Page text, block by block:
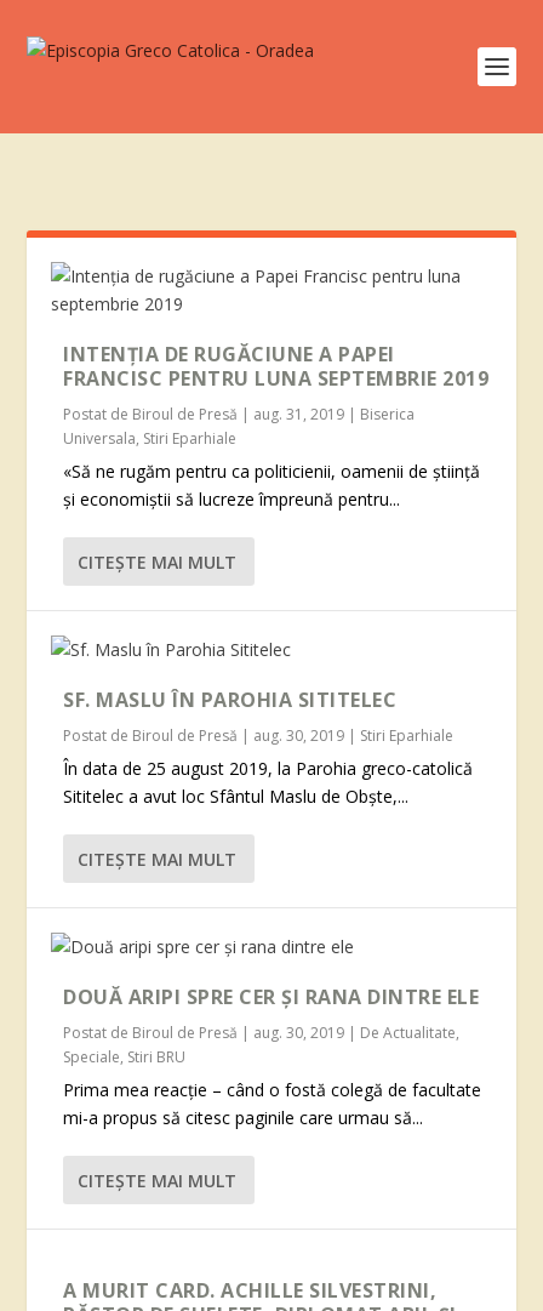
INTENȚIA DE RUGĂCIUNE A PAPEI
FRANCISC PENTRU LUNA SEPTEMBRIE 2019
Postat de Biroul de Presă | aug. 31, 2019 | Biserica
Universala, Stiri Eparhiale
«Să ne rugăm pentru ca politicienii, oamenii de ştiinţă
şi economiştii să lucreze împreună pentru...
CITEŞTE MAI MULT
SF. MASLU ÎN PAROHIA SITITELEC
Postat de Biroul de Presă | aug. 30, 2019 | Stiri Eparhiale
În data de 25 august 2019, la Parohia greco-catolică
Sititelec a avut loc Sfântul Maslu de Obște,...
CITEŞTE MAI MULT
DOUĂ ARIPI SPRE CER ŞI RANA DINTRE ELE
Postat de Biroul de Presă | aug. 30, 2019 | De Actualitate,
Speciale, Stiri BRU
Prima mea reacţie – când o fostă colegă de facultate
mi-a propus să citesc paginile care urmau să...
CITEŞTE MAI MULT
A MURIT CARD. ACHILLE SILVESTRINI,